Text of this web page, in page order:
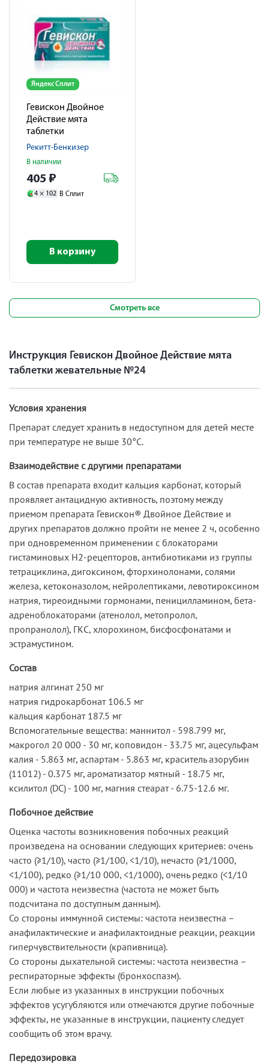
Яндекс Сплит
Гевискон Двойное
Действие мята
таблетки
жевательные №12
Рекитт-Бенкизер
В наличии
405 ₽
4 × 102 В Сплит
В корзину
Смотреть все
Инструкция Гевискон Двойное Действие мята
таблетки жевательные №24
Условия хранения
Препарат следует хранить в недоступном для детей месте
при температуре не выше 30°С.
Взаимодействие с другими препаратами
В состав препарата входит кальция карбонат, который
проявляет антацидную активность, поэтому между
приемом препарата Гевискон® Двойное Действие и
других препаратов должно пройти не менее 2 ч, особенно
при одновременном применении с блокаторами
гистаминовых Н2-рецепторов, антибиотиками из группы
тетрациклина, дигоксином, фторхинолонами, солями
железа, кетоконазолом, нейролептиками, левотироксином
натрия, тиреоидными гормонами, пеницилламином, бета-
адреноблокаторами (атенолол, метопролол,
пропранолол), ГКС, хлорохином, бисфосфонатами и
эстрамустином.
Состав
натрия алгинат 250 мг
натрия гидрокарбонат 106.5 мг
кальция карбонат 187.5 мг
Вспомогательные вещества: маннитол - 598.799 мг,
макрогол 20 000 - 30 мг, коповидон - 33.75 мг, ацесульфам
калия - 5.863 мг, аспартам - 5.863 мг, краситель азорубин
(11012) - 0.375 мг, ароматизатор мятный - 18.75 мг,
ксилитол (DC) - 100 мг, магния стеарат - 6.75-12.6 мг.
Побочное действие
Оценка частоты возникновения побочных реакций
произведена на основании следующих критериев: очень
часто (≥1/10), часто (≥1/100, <1/10), нечасто (≥1/1000,
<1/100), редко (≥1/10 000, <1/1000), очень редко (<1/10
000) и частота неизвестна (частота не может быть
подсчитана по доступным данным).
Со стороны иммунной системы: частота неизвестна –
анафилактические и анафилактоидные реакции, реакции
гиперчувствительности (крапивница).
Со стороны дыхательной системы: частота неизвестна –
респираторные эффекты (бронхоспазм).
Если любые из указанных в инструкции побочных
эффектов усугубляются или отмечаются другие побочные
эффекты, не указанные в инструкции, пациенту следует
сообщить об этом врачу.
Передозировка